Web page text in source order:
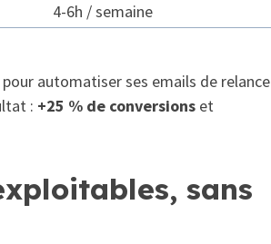
4-6h / semaine
pour automatiser ses emails de relance
: +25 % de conversions et
sans